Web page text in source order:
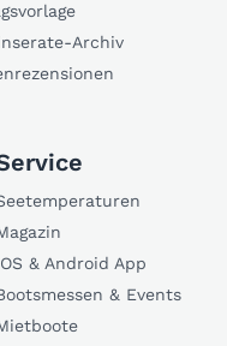
Archiv
& Android App
& Events